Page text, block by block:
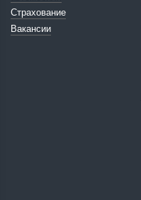
Страхование
Вакансии